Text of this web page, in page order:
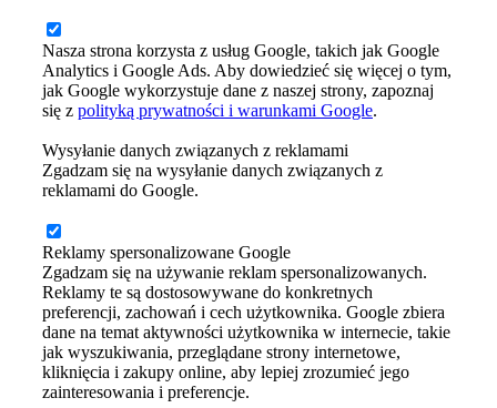
Nasza strona korzysta z usług Google, takich jak Google
Analytics i Google Ads. Aby dowiedzieć się więcej o tym,
jak Google wykorzystuje dane z naszej strony, zapoznaj
się z polityką prywatności i warunkami Google.
Wysyłanie danych związanych z reklamami
Zgadzam się na wysyłanie danych związanych z
reklamami do Google.
Reklamy spersonalizowane Google
Zgadzam się na używanie reklam spersonalizowanych.
Reklamy te są dostosowywane do konkretnych
preferencji, zachowań i cech użytkownika. Google zbiera
dane na temat aktywności użytkownika w internecie, takie
jak wyszukiwania, przeglądane strony internetowe,
kliknięcia i zakupy online, aby lepiej zrozumieć jego
zainteresowania i preferencje.